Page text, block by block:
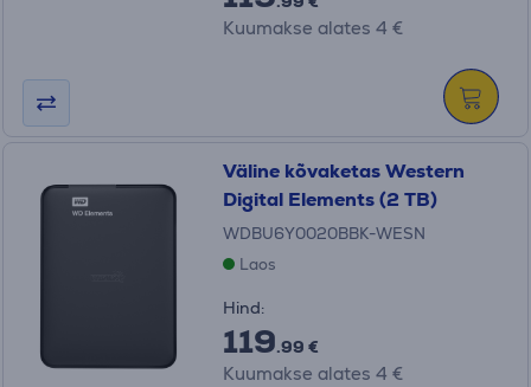
Kuumakse alates 4 €
Väline kõvaketas Western
Digital Elements (2 TB)
WDBU6Y0020BBK-WESN
Laos
Hind:
119.99 €
Kuumakse alates 4 €